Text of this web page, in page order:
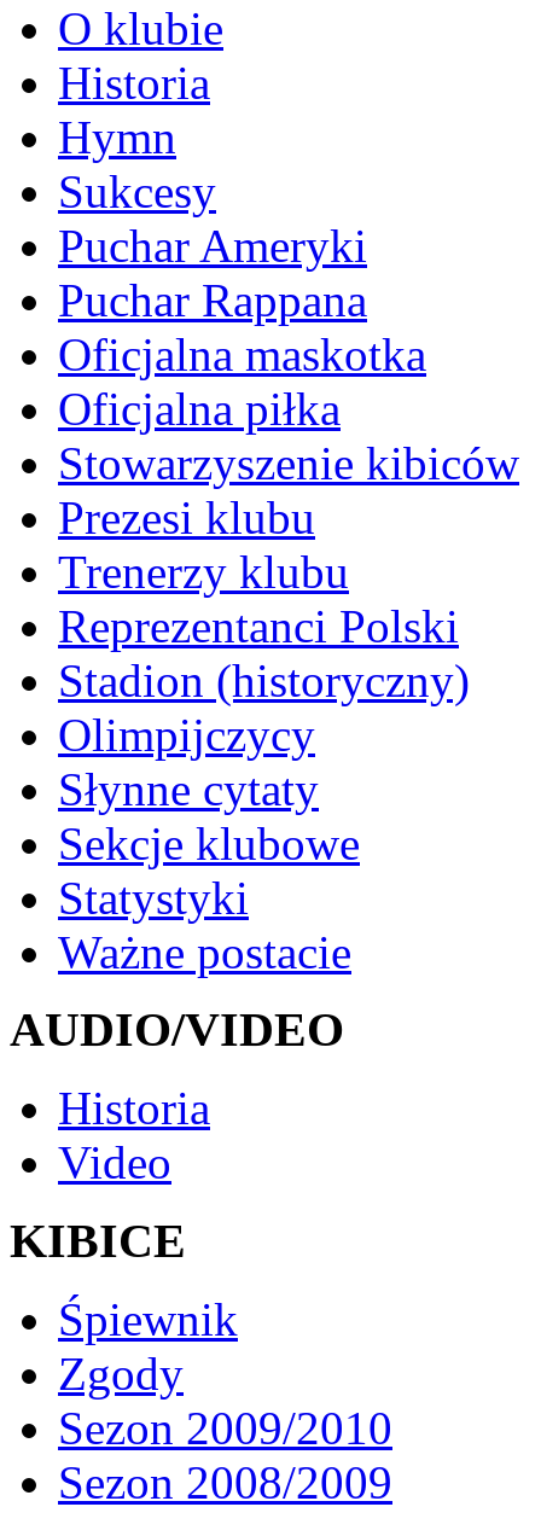
O klubie
Historia
Hymn
Sukcesy
Puchar Ameryki
Puchar Rappana
Oficjalna maskotka
Oficjalna piłka
Stowarzyszenie kibiców
Prezesi klubu
Trenerzy klubu
Reprezentanci Polski
Stadion (historyczny)
Olimpijczycy
Słynne cytaty
Sekcje klubowe
Statystyki
Ważne postacie
AUDIO/VIDEO
Historia
Video
KIBICE
Śpiewnik
Zgody
Sezon 2009/2010
Sezon 2008/2009